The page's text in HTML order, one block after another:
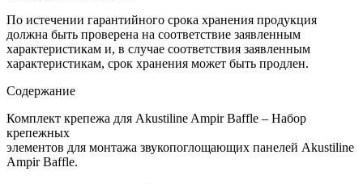
По истечении гарантийного срока хранения продукция
должна быть проверена на соответствие заявленным
характеристикам и, в случае соответствия заявленным
характеристикам, срок хранения может быть продлен.
Содержание
Комплект крепежа для Akustiline Ampir Baffle – Набор
крепежных
элементов для монтажа звукопоглощающих панелей Akustiline
Ampir Baffle.